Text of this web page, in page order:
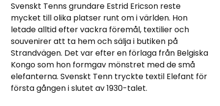
Svenskt Tenns grundare Estrid Ericson reste
mycket till olika platser runt om i världen. Hon
letade alltid efter vackra föremål, textilier och
souvenirer att ta hem och sälja i butiken på
Strandvägen. Det var efter en förlaga från Belgiska
Kongo som hon formgav mönstret med de små
elefanterna. Svenskt Tenn tryckte textil Elefant för
första gången i slutet av 1930-talet.